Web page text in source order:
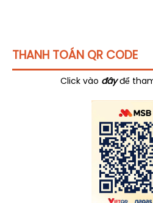
THANH TOÁN QR CODE
Click vào đâyđể